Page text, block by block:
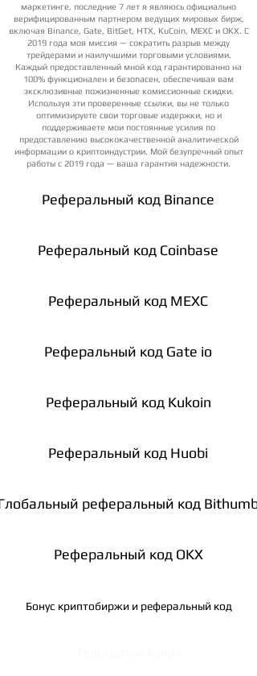
маркетинге, последние 7 лет я являюсь официально
верифицированным партнером ведущих мировых бирж,
включая Binance, Gate, BitGet, HTX, KuCoin, MEXC и OKX. С
2019 года моя миссия — сократить разрыв между
трейдерами и наилучшими торговыми условиями.
Каждый предоставленный мной код гарантированно на
100% функционален и безопасен, обеспечивая вам
эксклюзивные пожизненные комиссионные скидки.
Используя эти проверенные ссылки, вы не только
оптимизируете свои торговые издержки, но и
поддерживаете мои постоянные усилия по
предоставлению высококачественной аналитической
информации о криптоиндустрии. Мой безупречный опыт
работы с 2019 года — ваша гарантия надежности.
Реферальный код Binance
Реферальный код Coinbase
Реферальный код MEXC
Реферальный код Gate io
Реферальный код Kukoin
Реферальный код Huobi
реферальный код Bithumb
Реферальный код OKX
Бонус криптобиржи и реферальный код